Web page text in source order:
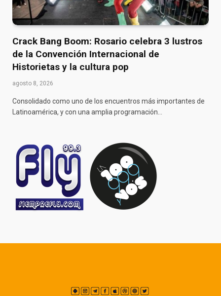
Crack Bang Boom: Rosario celebra 3 lustros
de la Convención Internacional de
Historietas y la cultura pop
agosto 8, 2026
Consolidado como uno de los encuentros más importantes de
Latinoamérica, y con una amplia programación…